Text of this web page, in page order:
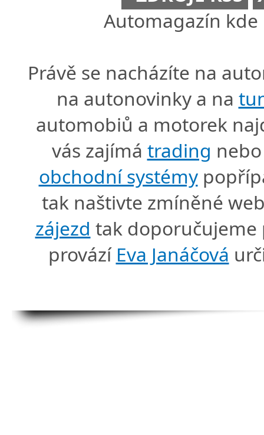
Automagazín
Právě se nacházíte na
na autonovinky a na
automobiů a motorek
vás zajímá trading
obchodní systémy
tak naštivte zmíněné
zájezd tak doporučujeme
provází Eva Janáčová